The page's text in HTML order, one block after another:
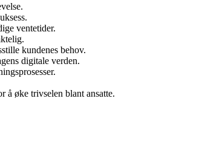
ventetider.
kundenes behov.
digitale verden.
å øke trivselen blant ansatte.